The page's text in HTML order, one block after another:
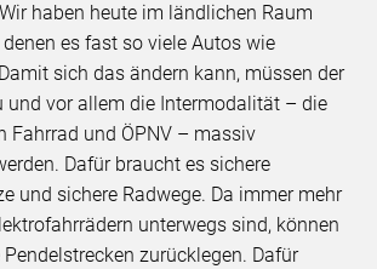
haben heute im ländlichen Raum
es fast so viele Autos wie
sich das ändern kann, müssen der
und vor allem die Intermodalität – die
Fahrrad und ÖPNV – massiv
Dafür braucht es sichere
und sichere Radwege. Da immer mehr
unterwegs sind, können
zurücklegen. Dafür